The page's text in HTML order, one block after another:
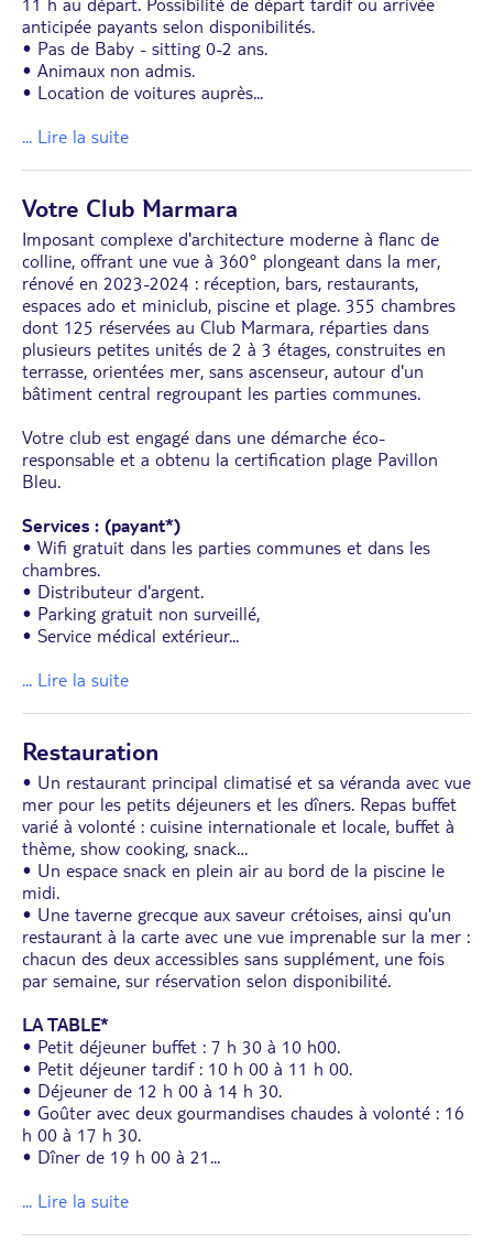
anticipée payants selon disponibilités.
• Pas de Baby - sitting 0-2 ans.
• Animaux non admis.
• Location de voitures auprès...
... Lire la suite
Votre Club Marmara
Imposant complexe d'architecture moderne à flanc de
colline, offrant une vue à 360° plongeant dans la mer,
rénové en 2023-2024 : réception, bars, restaurants,
espaces ado et miniclub, piscine et plage. 355 chambres
dont 125 réservées au Club Marmara, réparties dans
plusieurs petites unités de 2 à 3 étages, construites en
terrasse, orientées mer, sans ascenseur, autour d'un
bâtiment central regroupant les parties communes.
Votre club est engagé dans une démarche éco-
responsable et a obtenu la certification plage Pavillon
Bleu.
Services : (payant*)
• Wifi gratuit dans les parties communes et dans les
chambres.
• Distributeur d'argent.
• Parking gratuit non surveillé,
• Service médical extérieur...
... Lire la suite
Restauration
• Un restaurant principal climatisé et sa véranda avec vue
mer pour les petits déjeuners et les dîners. Repas buffet
varié à volonté : cuisine internationale et locale, buffet à
thème, show cooking, snack…
• Un espace snack en plein air au bord de la piscine le
midi.
• Une taverne grecque aux saveur crétoises, ainsi qu'un
restaurant à la carte avec une vue imprenable sur la mer :
chacun des deux accessibles sans supplément, une fois
par semaine, sur réservation selon disponibilité.
LA TABLE*
• Petit déjeuner buffet : 7 h 30 à 10 h00.
• Petit déjeuner tardif : 10 h 00 à 11 h 00.
• Déjeuner de 12 h 00 à 14 h 30.
• Goûter avec deux gourmandises chaudes à volonté : 16
h 00 à 17 h 30.
• Dîner de 19 h 00 à 21 ...
... Lire la suite